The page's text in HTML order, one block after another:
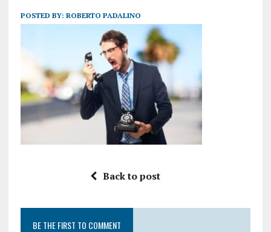
POSTED BY: ROBERTO PADALINO
Back to post
BE THE FIRST TO COMMENT